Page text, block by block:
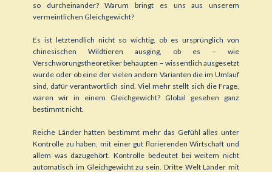
so durcheinander? Warum bringt es uns aus unserem
vermeintlichen Gleichgewicht?
Es ist letztendlich nicht so wichtig, ob es ursprünglich von
chinesischen Wildtieren ausging, ob es – wie
Verschwörungstheoretiker behaupten – wissentlich ausgesetzt
wurde oder ob eine der vielen andern Varianten die im Umlauf
sind, dafür verantwortlich sind. Viel mehr stellt sich die Frage,
waren wir in einem Gleichgewicht? Global gesehen ganz
bestimmt nicht.
Reiche Länder hatten bestimmt mehr das Gefühl alles unter
Kontrolle zu haben, mit einer gut florierenden Wirtschaft und
allem was dazugehört. Kontrolle bedeutet bei weitem nicht
automatisch im Gleichgewicht zu sein. Dritte Welt Länder mit